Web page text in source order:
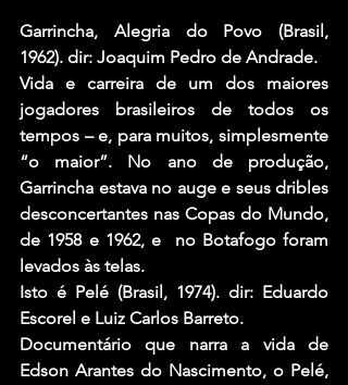
Garrincha, Alegria do Povo (Brasil,
1962). dir: Joaquim Pedro de Andrade.
Vida e carreira de um dos maiores
jogadores brasileiros de todos os
tempos – e, para muitos, simplesmente
“o maior”. No ano de produção,
Garrincha estava no auge e seus dribles
desconcertantes nas Copas do Mundo,
de 1958 e 1962, e  no Botafogo foram
levados às telas.
Isto é Pelé (Brasil, 1974). dir: Eduardo
Escorel e Luiz Carlos Barreto.
Documentário que narra a vida de
Edson Arantes do Nascimento, o Pelé,